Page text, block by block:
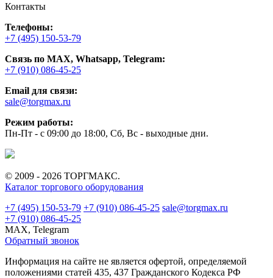
Контакты
Телефоны:
+7 (495) 150-53-79
Связь по MAX, Whatsapp, Telegram:
+7 (910) 086-45-25
Email для связи:
sale@torgmax.ru
Режим работы:
Пн-Пт - с 09:00 до 18:00, Сб, Вс - выходные дни.
© 2009 - 2026 ТОРГМАКС.
Каталог торгового оборудования
+7 (495) 150-53-79 +7 (910) 086-45-25 sale@torgmax.ru
+7 (910) 086-45-25
MAX, Telegram
Обратный звонок
Информация на сайте не является офертой, определяемой
положениями статей 435, 437 Гражданского Кодекса РФ